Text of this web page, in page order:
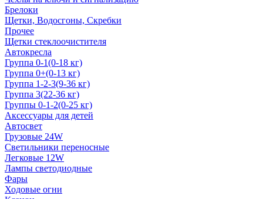
Брелоки
Щетки, Водосгоны, Скребки
Прочее
Щетки стеклоочистителя
Автокресла
Группа 0-1(0-18 кг)
Группа 0+(0-13 кг)
Группа 1-2-3(9-36 кг)
Группа 3(22-36 кг)
Группы 0-1-2(0-25 кг)
Аксессуары для детей
Автосвет
Грузовые 24W
Светильники переносные
Легковые 12W
Лампы светодиодные
Фары
Ходовые огни